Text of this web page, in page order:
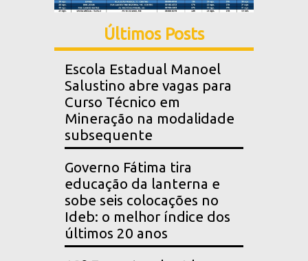
Últimos Posts
Escola Estadual Manoel
Salustino abre vagas para
Curso Técnico em
Mineração na modalidade
subsequente
Governo Fátima tira
educação da lanterna e
sobe seis colocações no
Ideb: o melhor índice dos
últimos 20 anos